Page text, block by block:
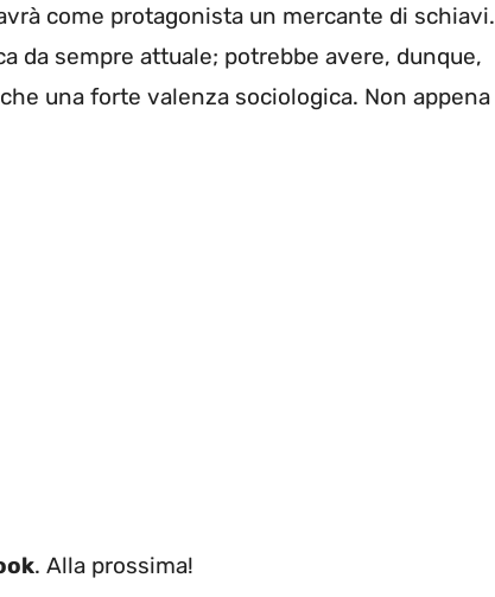
come protagonista un mercante di schiavi.
da sempre attuale; potrebbe avere, dunque,
una forte valenza sociologica. Non appena
. Alla prossima!